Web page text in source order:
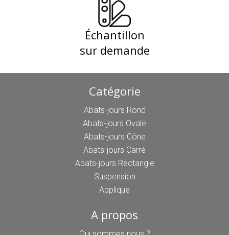
Échantillon
sur demande
Catégorie
Abats-jours Rond
Abats-jours Ovale
Abats-jours Cône
Abats-jours Carré
Abats-jours Rectangle
Suspension
Applique
A propos